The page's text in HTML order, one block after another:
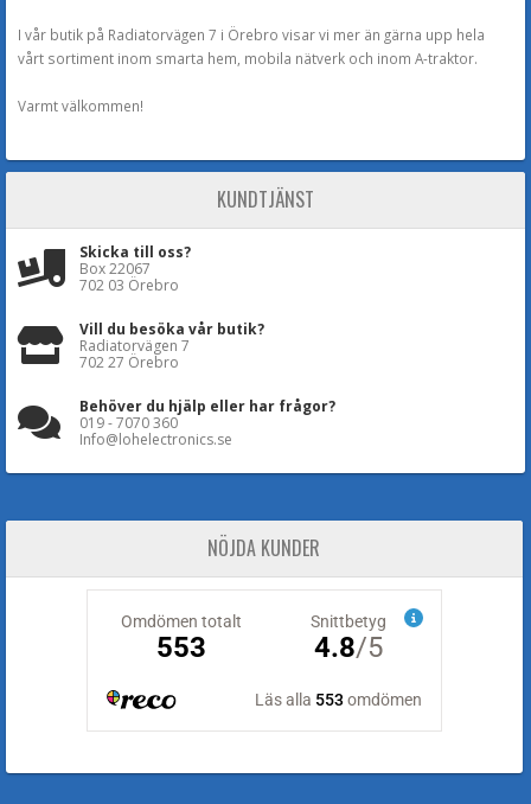
I vår butik på Radiatorvägen 7 i Örebro visar vi mer än gärna upp hela
vårt sortiment inom smarta hem, mobila nätverk och inom A-traktor.
Varmt välkommen!
KUNDTJÄNST
Skicka till oss?
Box 22067
702 03 Örebro
Vill du besöka vår butik?
Radiatorvägen 7
702 27 Örebro
Behöver du hjälp eller har frågor?
019 - 7070 360
Info@lohelectronics.se
NÖJDA KUNDER